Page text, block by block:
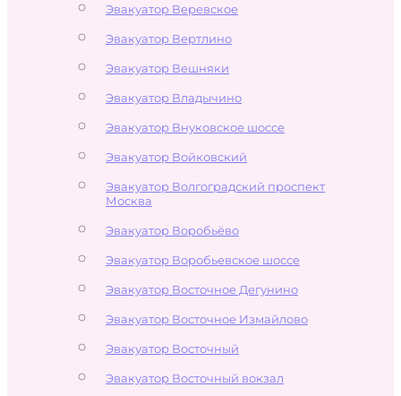
Эвакуатор Веревское
Эвакуатор Вертлино
Эвакуатор Вешняки
Эвакуатор Владычино
Эвакуатор Внуковское шоссе
Эвакуатор Войковский
Эвакуатор Волгоградский проспект
Москва
Эвакуатор Воробьёво
Эвакуатор Воробьевское шоссе
Эвакуатор Восточное Дегунино
Эвакуатор Восточное Измайлово
Эвакуатор Восточный
Эвакуатор Восточный вокзал